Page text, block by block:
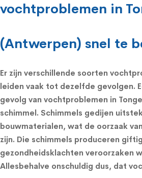
vochtproblemen in
(Antwerpen) snel te
Er zijn verschillende soorten
leiden vaak tot dezelfde gevolgen.
gevolg van vochtproblemen in
schimmel. Schimmels gedijen
bouwmaterialen, wat de oorzaak
zijn. Die schimmels produceren
gezondheidsklachten veroorzaken
Allesbehalve onschuldig dus, dat